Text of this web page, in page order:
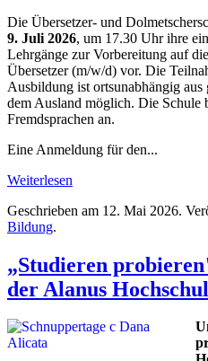
Die Übersetzer- und
9. Juli 2026, um 17.30 Uhr ihre
Lehrgänge zur Vorbereitung auf
Übersetzer (m/w/d) vor. Die
Ausbildung ist ortsunabhängig aus
dem Ausland möglich. Die Schule
Fremdsprachen an.
Eine Anmeldung für den...
Weiterlesen
Geschrieben am 12. Mai 2026.
Bildung.
„Studieren
der Alanus